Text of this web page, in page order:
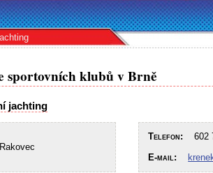
sportovních klubů v Brně
jachting
Telefon: 602
E-mail: